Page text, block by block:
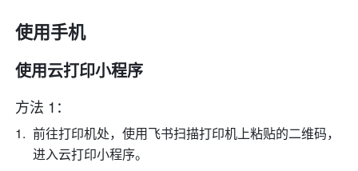
使用手机
使用云打印小程序
方法 1：
前往打印机处，使用飞书扫描打印机上粘贴的二维码，
进入云打印小程序。